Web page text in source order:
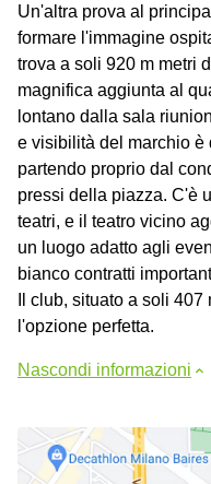
Un'altra prova al
formare l'immagine
trova a soli 920 m metri
magnifica aggiunta al
lontano dalla sala
e visibilità del marchio è
partendo proprio dal
pressi della piazza. C'è
teatri, e il teatro vicino
un luogo adatto agli
bianco contratti
Il club, situato a soli
l'opzione perfetta.
Nascondi informazioni